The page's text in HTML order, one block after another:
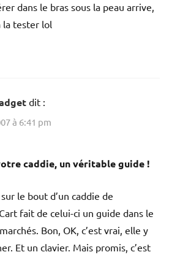
dans le bras sous la peau arrive,
la tester lol
dit :
à 6:41 pm
caddie, un véritable guide !
le bout d’un caddie de
fait de celui-ci un guide dans le
Bon, OK, c’est vrai, elle y
Et un clavier. Mais promis, c’est